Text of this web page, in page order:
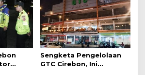
Sengketa Pengelolaan
GTC Cirebon, Ini